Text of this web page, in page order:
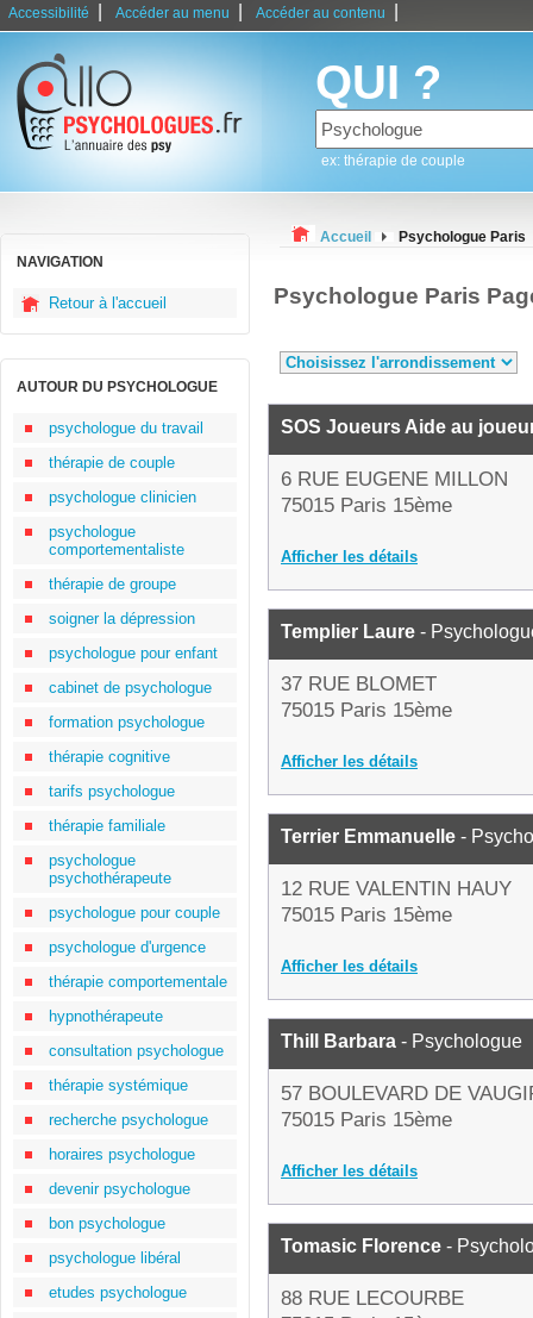
Accessibilité Accéder au menu Accéder au contenu
QUI ?
ex: thérapie de couple
NAVIGATION
Retour à l'accueil
AUTOUR DU PSYCHOLOGUE
psychologue du travail
thérapie de couple
psychologue clinicien
psychologue
comportementaliste
thérapie de groupe
soigner la dépression
psychologue pour enfant
cabinet de psychologue
formation psychologue
thérapie cognitive
tarifs psychologue
thérapie familiale
psychologue
psychothérapeute
psychologue pour couple
psychologue d'urgence
thérapie comportementale
hypnothérapeute
consultation psychologue
thérapie systémique
recherche psychologue
horaires psychologue
devenir psychologue
bon psychologue
psychologue libéral
etudes psychologue
Accueil Psychologue Paris
Psychologue Paris
SOS Joueurs Aide au
6 RUE EUGENE MILLON
75015 Paris 15ème
Afficher les détails
Templier Laure -
37 RUE BLOMET
75015 Paris 15ème
Afficher les détails
Terrier Emmanuelle -
12 RUE VALENTIN HAUY
75015 Paris 15ème
Afficher les détails
Thill Barbara - Psychologue
57 BOULEVARD DE
75015 Paris 15ème
Afficher les détails
Tomasic Florence -
88 RUE LECOURBE